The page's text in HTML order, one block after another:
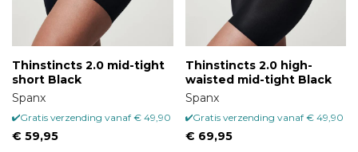
Thinstincts 2.0 mid-tight
short Black
Spanx
Gratis verzending vanaf € 49,90
€ 59,95
Thinstincts 2.0 high-
waisted mid-tight Black
Spanx
Gratis verzending vanaf € 49,90
€ 69,95